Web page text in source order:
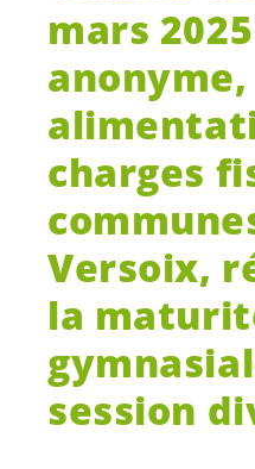
mars
anonyme,
charges
Versoix,
la
session